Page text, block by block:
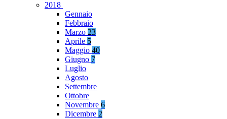
2018
Gennaio
Febbraio
Marzo 23
Aprile 5
Maggio 40
Giugno 7
Luglio
Agosto
Settembre
Ottobre
Novembre 6
Dicembre 2